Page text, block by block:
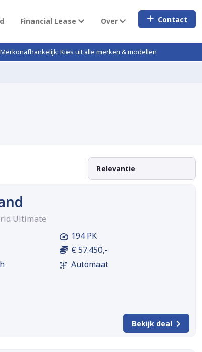
Financial Lease Over Contact
Kies uit alle merken & modellen
Ultimate
194 PK
€ 57.450,-
Automaat
Bekijk deal